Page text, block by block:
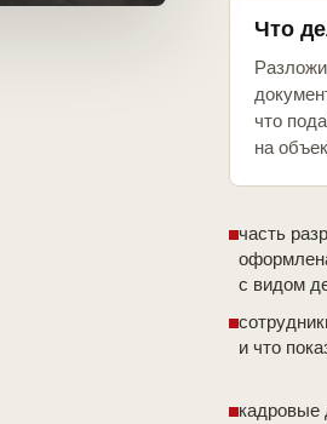
Что
что
на
часть
с видом
и что
кадровые